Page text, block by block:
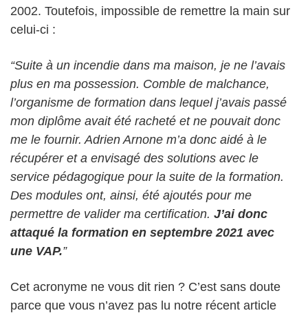
2002. Toutefois, impossible de remettre la main sur
celui-ci :
“Suite à un incendie dans ma maison, je ne l’avais
plus en ma possession. Comble de malchance,
l’organisme de formation dans lequel j’avais passé
mon diplôme avait été racheté et ne pouvait donc
me le fournir. Adrien Arnone m’a donc aidé à le
récupérer et a envisagé des solutions avec le
service pédagogique pour la suite de la formation.
Des modules ont, ainsi, été ajoutés pour me
permettre de valider ma certification. J’ai donc
attaqué la formation en septembre 2021 avec
une VAP.”
Cet acronyme ne vous dit rien ? C’est sans doute
parce que vous n’avez pas lu notre récent article